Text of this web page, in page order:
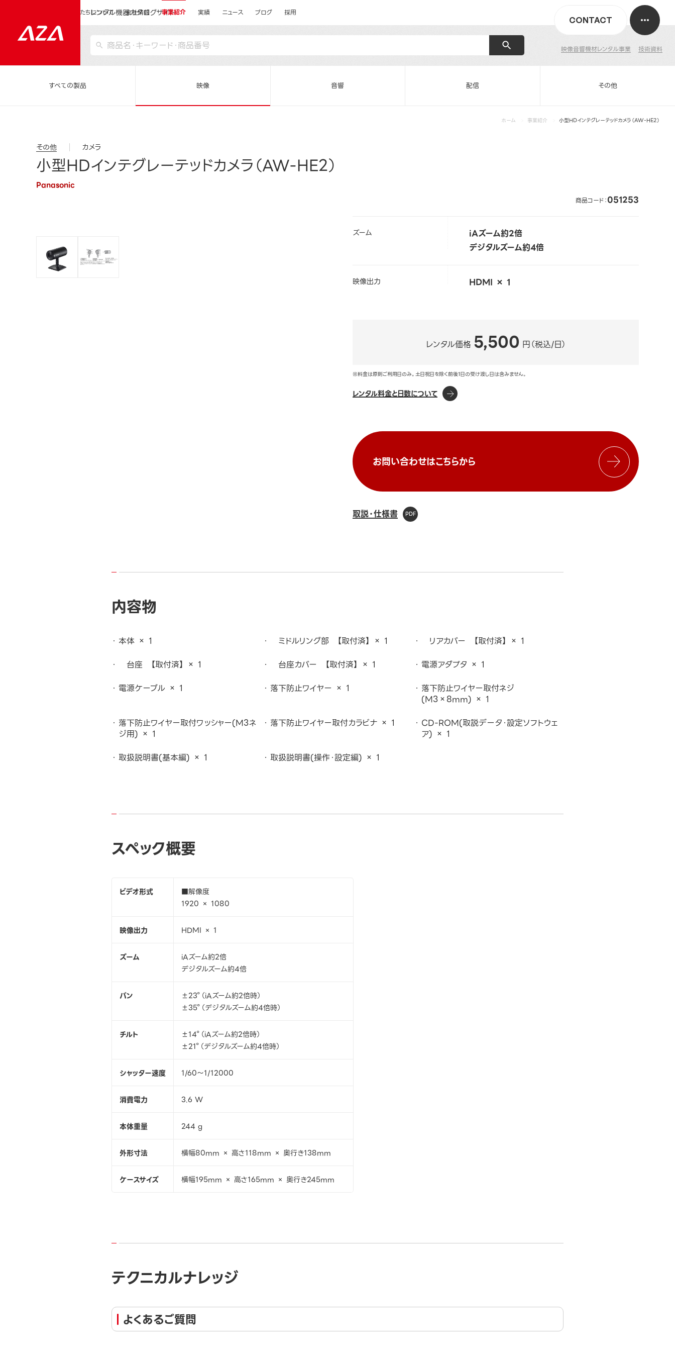
レンタル機器カタログサイト
映像音響機材レンタル事業 技術資料
CONTACT
私たちについて 会社情報 事業紹介 実績 ニュース ブログ 採用
すべての製品 映像 音響 配信 その他
ホーム 事業紹介 小型HDインテグレーテッドカメラ（AW-HE2）
その他 カメラ
小型HDインテグレーテッドカメラ（AW-HE2）
Panasonic
商品コード：051253
ズーム
iAズーム約2倍
デジタルズーム約4倍
映像出力 HDMI × 1
レンタル価格 5,500 円（税込/日）
※料金は原則ご利用日のみ。土日祝日を除く前後1日の受け渡し日は含みません。
レンタル料金と日数について
お問い合わせはこちらから
取説・仕様書
内容物
本体 × 1 ミドルリング部 【取付済】 × 1
リアカバー 【取付済】 × 1
台座 【取付済】 × 1
台座カバー 【取付済】 × 1
電源アダプタ × 1
電源ケーブル × 1
落下防止ワイヤー × 1
落下防止ワイヤー取付ネジ
(M3×8mm) × 1
落下防止ワイヤー取付ワッシャー(M3ネ
ジ用) × 1
落下防止ワイヤー取付カラビナ × 1
CD-ROM(取説データ・設定ソフトウェ
ア) × 1
取扱説明書(基本編) × 1
取扱説明書(操作・設定編) × 1
スペック概要
ビデオ形式
■解像度
1920 × 1080
映像出力 HDMI × 1
ズーム
iAズーム約2倍
デジタルズーム約4倍
パン
±23°（iAズーム約2倍時）
±35°（デジタルズーム約4倍時）
チルト
±14°（iAズーム約2倍時）
±21°（デジタルズーム約4倍時）
シャッター速度 1/60～1/12000
消費電力 3.6 W
本体重量 244 g
外形寸法 横幅80mm × 高さ118mm × 奥行き138mm
ケースサイズ 横幅195mm × 高さ165mm × 奥行き245mm
テクニカルナレッジ
よくあるご質問